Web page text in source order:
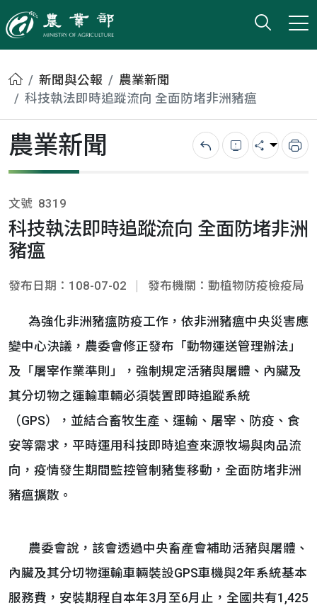
農業部
打開
小版
首頁新聞與公報
農業新聞
科技執法即時追蹤流向 全面防堵非洲豬瘟
農業新聞 回上一頁錯誤回報
分享 列
文號 8319
科技執法即時追蹤流向 全面防堵非洲
豬瘟
發布日期：108-07-02 發布機關：動植物防疫檢疫局
為強化非洲豬瘟防疫工作，依非洲豬瘟中央災害應
變中心決議，農委會修正發布「動物運送管理辦法」
及「屠宰作業準則」，強制規定活豬與屠體、內臟及
其分切物之運輸車輛必須裝置即時追蹤系統
（GPS），並結合畜牧生產、運輸、屠宰、防疫、食
安等需求，平時運用科技即時追查來源牧場與肉品流
向，疫情發生期間監控管制豬隻移動，全面防堵非洲
豬瘟擴散。
農委會說，該會透過中央畜產會補助活豬與屠體、
內臟及其分切物運輸車輛裝設GPS車機與2年系統基本
服務費，安裝期程自本年3月至6月止，全國共有1,425